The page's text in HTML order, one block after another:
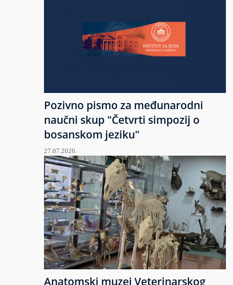
Pozivno pismo za međunarodni
naučni skup "Četvrti simpozij o
bosanskom jeziku"
27.07.2026.
Anatomski muzej Veterinarskog